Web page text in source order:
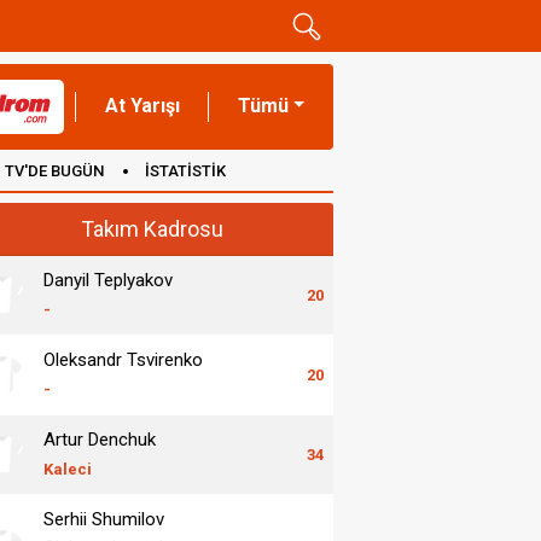
At Yarışı Tümü
TV'DE BUGÜN İSTATİSTİK
Takım Kadrosu
Danyil Teplyakov
-
20
Oleksandr Tsvirenko
-
20
Artur Denchuk
Kaleci
34
Serhii Shumilov